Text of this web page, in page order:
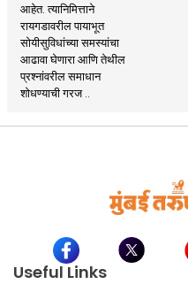
आहेत. त्यानिमित्ताने
रायगडावरील पायाभूत
सोयीसुविधांच्या समस्यांचा
आढावा घेणारा आणि तेथील
प्रश्नांवरील समाधान
शोधण्याची गरज ..
Useful Links